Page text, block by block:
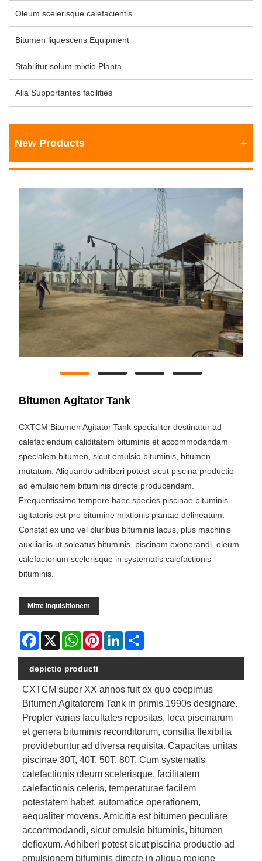
Oleum scelerisque calefacientis
Bitumen liquescens Equipment
Stabilitur solum mixtio Planta
Alia Supportantes facilities
New Products
Bitumen Agitator Tank
CXTCM Bitumen Agitator Tank specialiter destinatur ad
calefaciendum caliditatem bituminis et accommodandam
specialem bitumen, sicut emulsio bituminis, bitumen
mutatum. Aliquando adhiberi potest sicut piscina productio
ad emulsionem bituminis directe producendam.
Frequentissimo tempore haec species piscinae bituminis
agitatoris est pro bitumine mixtionis plantae delineatum.
Constat ex uno vel pluribus bituminis lacus, plus machinis
auxiliariis ut soleatus bituminis, piscinam exonerandi, oleum
calefactorium scelerisque in systematis calefactionis
bituminis.
Mitte Inquisitionem
Facebook
X WhatsAppPinterestLinkedIn
depictio producti
CXTCM super XX annos fuit ex quo coepimus
Bitumen Agitatorem Tank in primis 1990s designare.
Propter varias facultates repositas, loca piscinarum
et genera bituminis reconditorum, consilia flexibilia
providebuntur ad diversa requisita. Capacitas unitas
piscinae 30T, 40T, 50T, 80T. Cum systematis
calefactionis oleum scelerisque, facilitatem
calefactionis celeris, temperaturae facilem
potestatem habet, automatice operationem,
aequaliter movens. Amicitia est bitumen peculiare
accommodandi, sicut emulsio bituminis, bitumen
deflexum. Adhiberi potest sicut piscina productio ad
emulsionem bituminis directe in aliqua regione